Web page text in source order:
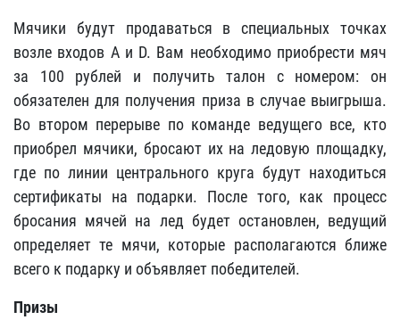
Мячики будут продаваться в специальных точках
возле входов А и D. Вам необходимо приобрести мяч
за 100 рублей и получить талон с номером: он
обязателен для получения приза в случае выигрыша.
Во втором перерыве по команде ведущего все, кто
приобрел мячики, бросают их на ледовую площадку,
где по линии центрального круга будут находиться
сертификаты на подарки. После того, как процесс
бросания мячей на лед будет остановлен, ведущий
определяет те мячи, которые располагаются ближе
всего к подарку и объявляет победителей.
Призы